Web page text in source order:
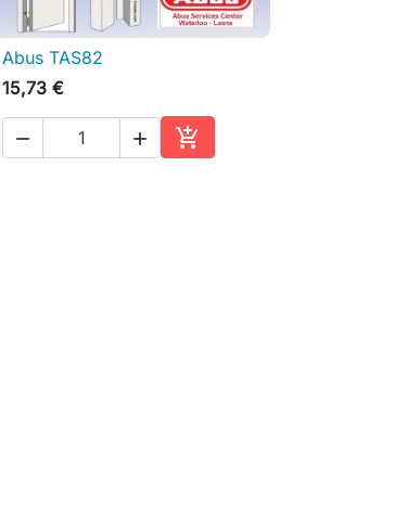
 Aperçu rapide
Abus TAS82
15,73 €
  
Ajouter au panier